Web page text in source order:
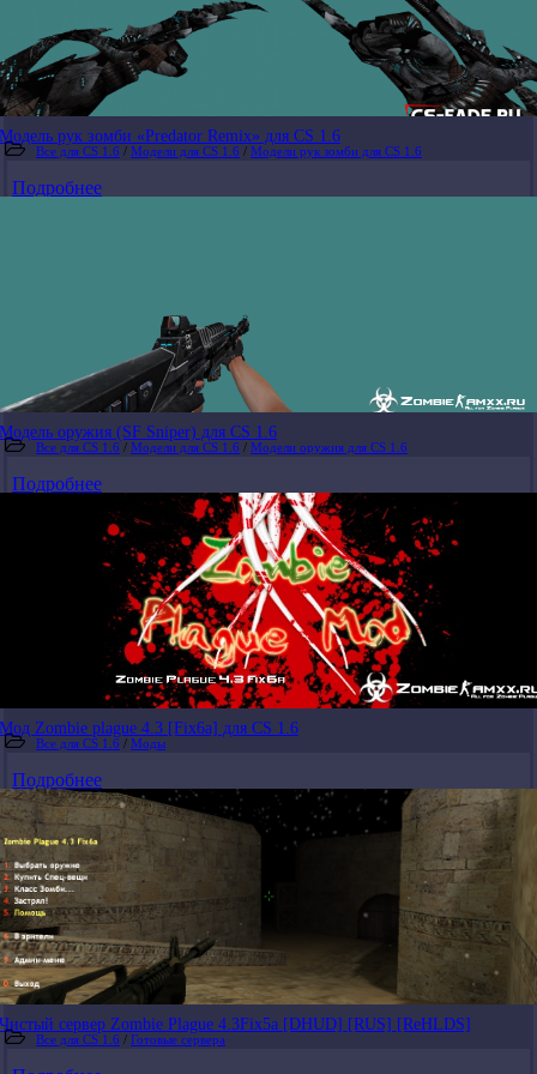
Модель рук зомби «Predator Remix» для CS 1.6
Все для CS 1.6 / Модели для CS 1.6 / Модели рук зомби для CS 1.6
Подробнее
Модель оружия (SF Sniper) для CS 1.6
Все для CS 1.6 / Модели для CS 1.6 / Модели оружия для CS 1.6
Подробнее
Мод Zombie plague 4.3 [Fix6a] для CS 1.6
Все для CS 1.6 / Моды
Подробнее
Чистый сервер Zombie Plague 4.3Fix5a [DHUD] [RUS] [ReHLDS]
Все для CS 1.6 / Готовые сервера